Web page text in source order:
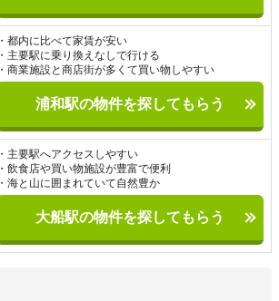
・都内に比べて家賃が安い
・主要駅に乗り換えなしで行ける
・商業施設と商店街が多くて買い物しやすい
浦和駅の物件を探してもらう
・主要駅へアクセスしやすい
・飲食店や買い物施設が豊富で便利
・海と山に囲まれていて自然豊か
大船駅の物件を探してもらう